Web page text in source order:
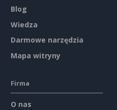
Blog
Wiedza
Darmowe narzędzia
Mapa witryny
Firma
O nas